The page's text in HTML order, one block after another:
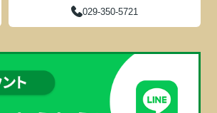
029-350-5721